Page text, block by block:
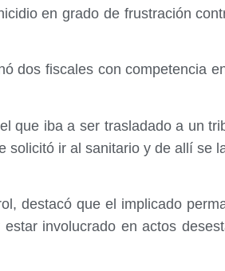
en grado de frustración
dos fiscales con competencia
que iba a ser trasladado a un
ir al sanitario y de allí se
destacó que el implicado
involucrado en actos